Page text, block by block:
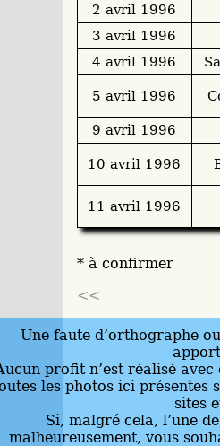
2 avril 1996
3 avril 1996
4 avril 1996
5 avril 1996
9 avril 1996
10 avril 1996
11 avril 1996
* à confirmer
<<
Une faute d’orthographe
profit n’est réalisé
les photos ici présentes
sites
Si, malgré cela, l’une
malheureusement, vous